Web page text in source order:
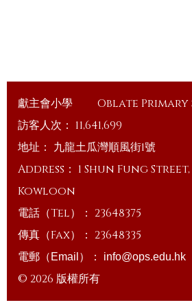
獻主會小學
Oblate
訪客人次： 11,641,699
地址： 九龍土瓜灣順風街1號
Address： 1 Shun Fung
Kowloon
電話（Tel）： 23648375
傳真（Fax）： 23648335
電郵（Email）： info@ops.edu.hk
© 2026 版權所有